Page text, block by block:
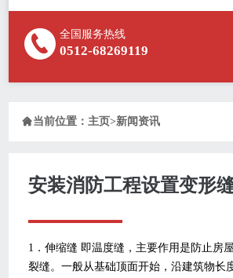
全国服务热线
0512-68269119
当前位置： 主页>新闻资讯
安装消防工程设置变形
1．伸缩缝 即温度缝，主要作用是防止房
裂缝。一般从基础顶面开始，沿建筑物长